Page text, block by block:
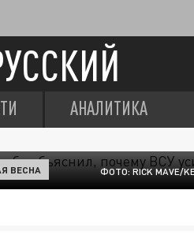
АНАЛИТИКА
ФОТО: RICK MAVE/
ВЕСНА